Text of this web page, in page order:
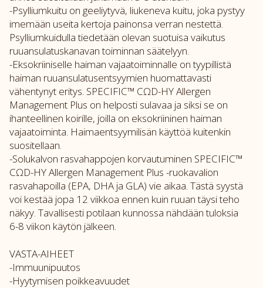
-Psylliumkuitu on geeliytyvä, liukeneva kuitu, joka pystyy
imemään useita kertoja painonsa verran nestettä.
Psylliumkuidulla tiedetään olevan suotuisa vaikutus
ruuansulatuskanavan toiminnan säätelyyn.
-Eksokriiniselle haiman vajaatoiminnalle on tyypillistä
haiman ruuansulatusentsyymien huomattavasti
vähentynyt eritys. SPECIFIC™ CΩD-HY Allergen
Management Plus on helposti sulavaa ja siksi se on
ihanteellinen koirille, joilla on eksokriininen haiman
vajaatoiminta. Haimaentsyymilisän käyttöä kuitenkin
suositellaan.
-Solukalvon rasvahappojen korvautuminen SPECIFIC™
CΩD-HY Allergen Management Plus -ruokavalion
rasvahapoilla (EPA, DHA ja GLA) vie aikaa. Tästä syystä
voi kestää jopa 12 viikkoa ennen kuin ruuan täysi teho
näkyy. Tavallisesti potilaan kunnossa nähdään tuloksia
6-8 viikon käytön jälkeen.
VASTA-AIHEET
-Immuunipuutos
-Hyytymisen poikkeavuudet